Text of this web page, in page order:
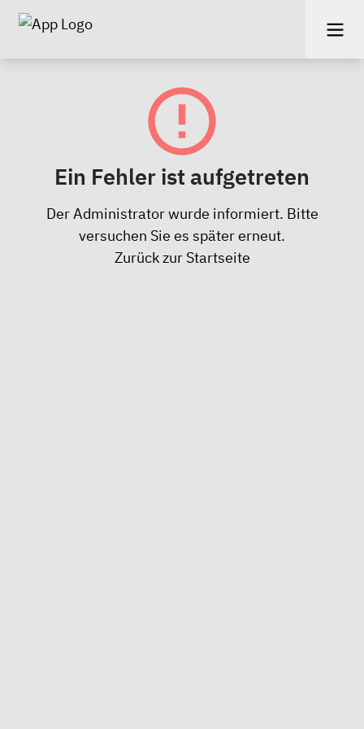
Ein Fehler ist aufgetreten
Der Administrator wurde informiert. Bitte
versuchen Sie es später erneut.
Zurück zur Startseite